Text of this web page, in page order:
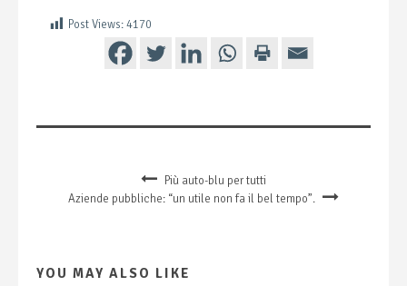
Post Views: 4170
Più auto-blu per tutti
Aziende pubbliche: “un utile non fa il bel tempo”.
YOU MAY ALSO LIKE